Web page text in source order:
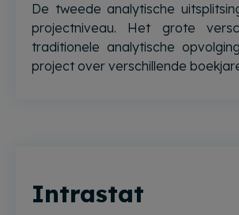
De tweede analytische
projectniveau. Het grote
traditionele analytische
project over verschillende
Intrastat